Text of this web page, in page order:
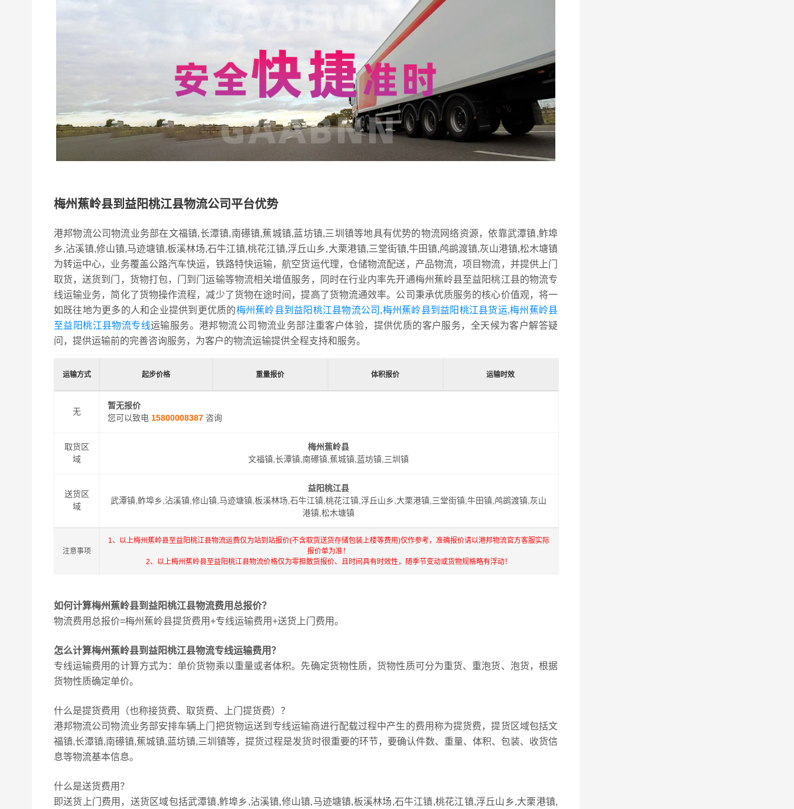
梅州蕉岭县到益阳桃江县物流公司平台优势
港邦物流公司物流业务部在文福镇,长潭镇,南礤镇,蕉城镇,蓝坊镇,三圳镇等地具有优势的物流网络资源，依靠武潭镇,鲊埠
乡,沾溪镇,修山镇,马迹塘镇,板溪林场,石牛江镇,桃花江镇,浮丘山乡,大栗港镇,三堂街镇,牛田镇,鸬鹚渡镇,灰山港镇,松木塘镇
为转运中心，业务覆盖公路汽车快运，铁路特快运输，航空货运代理，仓储物流配送，产品物流，项目物流，并提供上门
取货，送货到门，货物打包，门到门运输等物流相关增值服务，同时在行业内率先开通梅州蕉岭县至益阳桃江县的物流专
线运输业务，简化了货物操作流程，减少了货物在途时间，提高了货物流通效率。公司秉承优质服务的核心价值观，将一
如既往地为更多的人和企业提供到更优质的梅州蕉岭县到益阳桃江县物流公司,梅州蕉岭县到益阳桃江县货运,梅州蕉岭县
至益阳桃江县物流专线运输服务。港邦物流公司物流业务部注重客户体验，提供优质的客户服务，全天候为客户解答疑
问，提供运输前的完善咨询服务，为客户的物流运输提供全程支持和服务。
运输方式 起步价格 重量报价 体积报价 运输时效
无
暂无报价
您可以致电 15800008387咨询
取货区
域
梅州蕉岭县
文福镇,长潭镇,南礤镇,蕉城镇,蓝坊镇,三圳镇
送货区
域
益阳桃江县
武潭镇,鲊埠乡,沾溪镇,修山镇,马迹塘镇,板溪林场,石牛江镇,桃花江镇,浮丘山乡,大栗港镇,三堂街镇,牛田镇,鸬鹚渡镇,灰山
港镇,松木塘镇
注意事项
1、以上梅州蕉岭县至益阳桃江县物流运费仅为站到站报价(不含取货送货存储包装上楼等费用)仅作参考，准确报价请以港邦物流官方客服实际
报价单为准！
2、以上梅州蕉岭县至益阳桃江县物流价格仅为零担散货报价、且时间具有时效性，随季节变动或货物规格略有浮动！
如何计算梅州蕉岭县到益阳桃江县物流费用总报价？
物流费用总报价=梅州蕉岭县提货费用+专线运输费用+送货上门费用。
怎么计算梅州蕉岭县到益阳桃江县物流专线运输费用？
专线运输费用的计算方式为：单价货物乘以重量或者体积。先确定货物性质，货物性质可分为重货、重泡货、泡货，根据
货物性质确定单价。
什么是提货费用（也称接货费、取货费、上门提货费）？
港邦物流公司物流业务部安排车辆上门把货物运送到专线运输商进行配载过程中产生的费用称为提货费，提货区域包括文
福镇,长潭镇,南礤镇,蕉城镇,蓝坊镇,三圳镇等，提货过程是发货时很重要的环节，要确认件数、重量、体积、包装、收货信
息等物流基本信息。
什么是送货费用？
即送货上门费用，送货区域包括武潭镇,鲊埠乡,沾溪镇,修山镇,马迹塘镇,板溪林场,石牛江镇,桃花江镇,浮丘山乡,大栗港镇,